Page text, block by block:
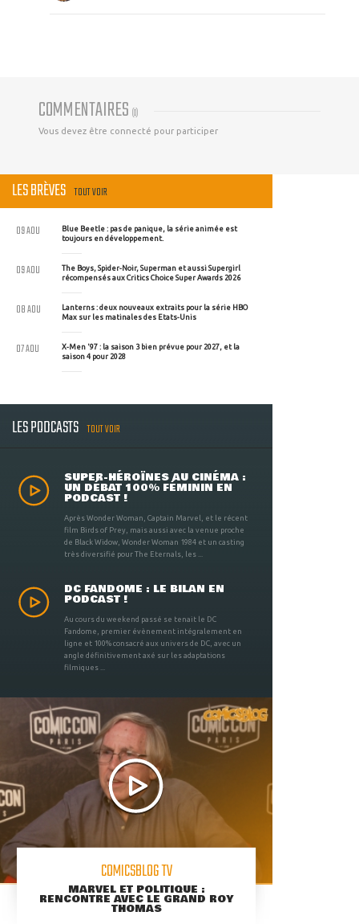
COMMENTAIRES (0)
Vous devez être connecté pour participer
LES BRÈVES TOUT VOIR
Blue Beetle : pas de panique, la série animée est
toujours en développement.
09 AOU
The Boys, Spider-Noir, Superman et aussi Supergirl
récompensés aux Critics Choice Super Awards 2026
09 AOU
Lanterns : deux nouveaux extraits pour la série HBO
Max sur les matinales des Etats-Unis
08 AOU
X-Men '97 : la saison 3 bien prévue pour 2027, et la
saison 4 pour 2028
07 AOU
LES PODCASTS TOUT VOIR
SUPER-HÉROÏNES AU CINÉMA :
UN DÉBAT 100% FÉMININ EN
PODCAST !
Après Wonder Woman, Captain Marvel, et le récent
film Birds of Prey, mais aussi avec la venue proche
de Black Widow, Wonder Woman 1984 et un casting
très diversifié pour The Eternals, les ...
DC FANDOME : LE BILAN EN
PODCAST !
Au cours du weekend passé se tenait le DC
Fandome, premier évènement intégralement en
ligne et 100% consacré aux univers de DC, avec un
angle définitivement axé sur les adaptations
filmiques ...
COMICSBLOG TV
MARVEL ET POLITIQUE :
RENCONTRE AVEC LE GRAND ROY
THOMAS